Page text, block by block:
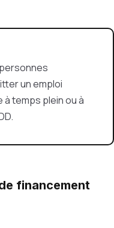
un emploi
temps plein ou à
financement